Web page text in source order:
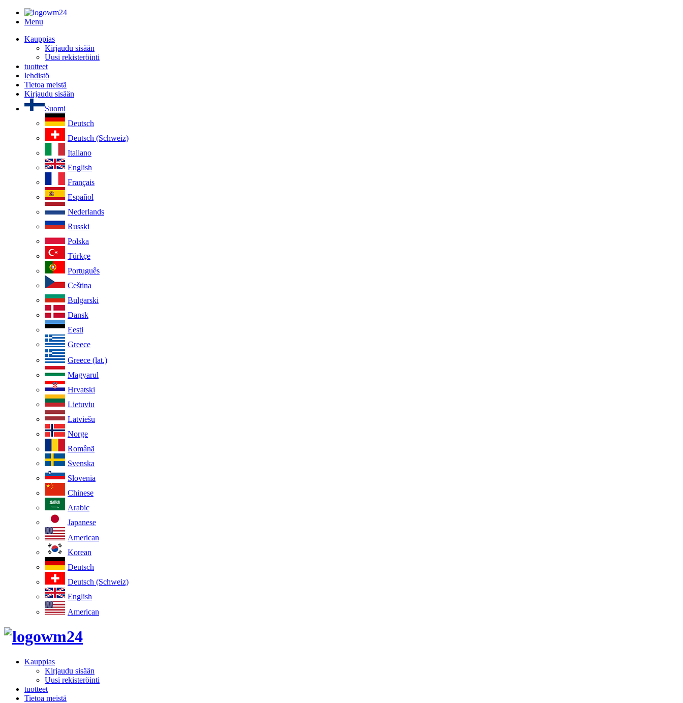
Menu
Kauppias
Kirjaudu sisään
Uusi rekisteröinti
tuotteet
lehdistö
Tietoa meistä
Kirjaudu sisään
Suomi
Deutsch
Deutsch (Schweiz)
Italiano
English
Français
Español
Nederlands
Russki
Polska
Türkçe
Português
Ceština
Bulgarski
Dansk
Eesti
Greece
Greece (lat.)
Magyarul
Hrvatski
Lietuviu
Latviešu
Norge
Românã
Svenska
Slovenia
Chinese
Arabic
Japanese
American
Korean
Deutsch
Deutsch (Schweiz)
English
American
Kauppias
Kirjaudu sisään
Uusi rekisteröinti
tuotteet
Tietoa meistä